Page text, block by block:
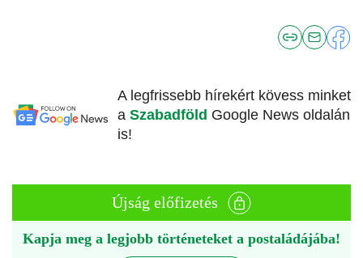
A legfrissebb hírekért kövess minket
a Szabadföld Google News oldalán
is!
Újság előfizetés
Kapja meg a legjobb történeteket a postaládájába!